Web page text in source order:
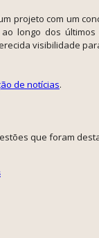
projeto com um
ao longo dos
visibilidade
de notícias.
que foram